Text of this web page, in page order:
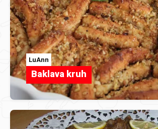
LuAnn
Baklava kruh